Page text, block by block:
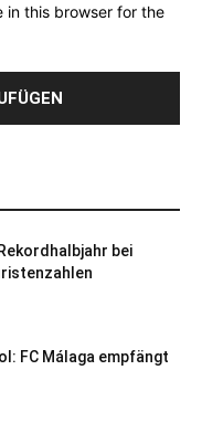
in this browser for the
bei
FC Málaga empfängt